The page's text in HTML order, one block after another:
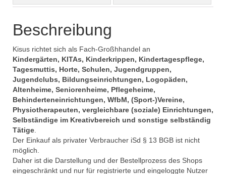
Beschreibung
Kisus richtet sich als Fach-Großhhandel an
Kindergärten, KITAs, Kinderkrippen, Kindertagespflege,
Tagesmuttis, Horte, Schulen, Jugendgruppen,
Jugendclubs, Bildungseinrichtungen, Logopäden,
Altenheime, Seniorenheime, Pflegeheime,
Behinderteneinrichtungen, WfbM, (Sport-)Vereine,
Physiotherapeuten, vergleichbare (soziale) Einrichtungen,
Selbständige im Kreativbereich und sonstige selbständig
Tätige.
Der Einkauf als privater Verbraucher iSd § 13 BGB ist nicht
möglich.
Daher ist die Darstellung und der Bestellprozess des Shops
eingeschränkt und nur für registrierte und eingeloggte Nutzer